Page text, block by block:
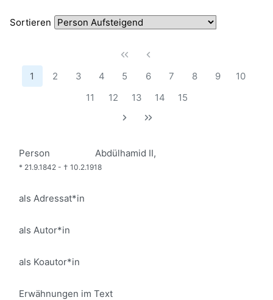
Sortieren
1 2 3 4 5 6 7 8 9
10
11
12 13 14 15
Person Abdülhamid II,
* 21.9.1842 - † 10.2.1918
als Adressat*in
als Autor*in
als Koautor*in
Erwähnungen im Text